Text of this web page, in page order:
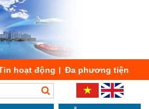
hoạt động Đa phương tiện